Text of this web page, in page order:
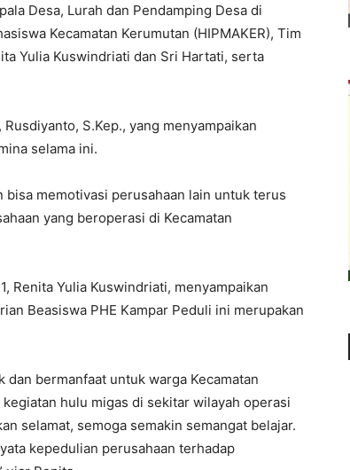
Desa, Lurah dan Pendamping Desa di
Kecamatan Kerumutan (HIPMAKER), Tim
Yulia Kuswindriati dan Sri Hartati, serta
S.Kep., yang menyampaikan
selama ini.
bisa memotivasi perusahaan lain untuk terus
yang beroperasi di Kecamatan
Renita Yulia Kuswindriati, menyampaikan
Beasiswa PHE Kampar Peduli ini merupakan
bermanfaat untuk warga Kecamatan
hulu migas di sekitar wilayah operasi
selamat, semoga semakin semangat belajar.
kepedulian perusahaan terhadap